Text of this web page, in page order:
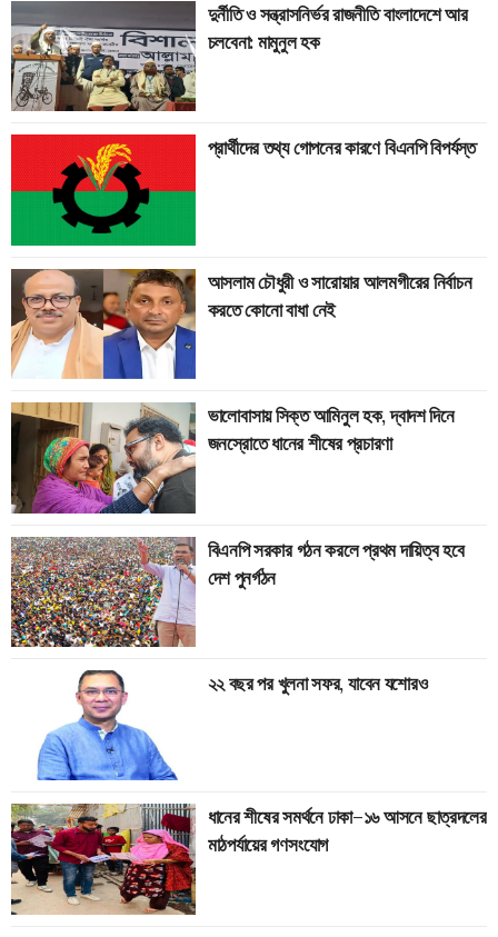
দুর্নীতি ও সন্ত্রাসনির্ভর রাজনীতি বাংলাদেশে আর
চলবেনা: মামুনুল হক
প্রার্থীদের তথ্য গোপনের কারণে বিএনপি বিপর্যস্ত
আসলাম চৌধুরী ও সারোয়ার আলমগীরের নির্বাচন
করতে কোনো বাধা নেই
ভালোবাসায় সিক্ত আমিনুল হক, দ্বাদশ দিনে
জনস্রোতে ধানের শীষের প্রচারণা
বিএনপি সরকার গঠন করলে প্রথম দায়িত্ব হবে
দেশ পুনর্গঠন
২২ বছর পর খুলনা সফর, যাবেন যশোরও
ধানের শীষের সমর্থনে ঢাকা–১৬ আসনে ছাত্রদলের
মাঠপর্যায়ের গণসংযোগ